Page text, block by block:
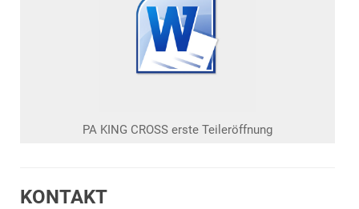
PA KING CROSS erste Teileröffnung
KONTAKT